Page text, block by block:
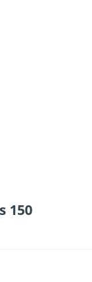
150